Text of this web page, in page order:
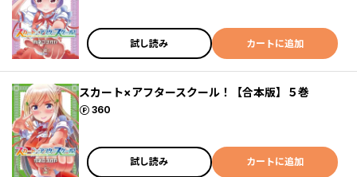
試し読み カートに追加
スカート×アフタースクール！【合本版】５巻
360
ポイント
試し読み カートに追加